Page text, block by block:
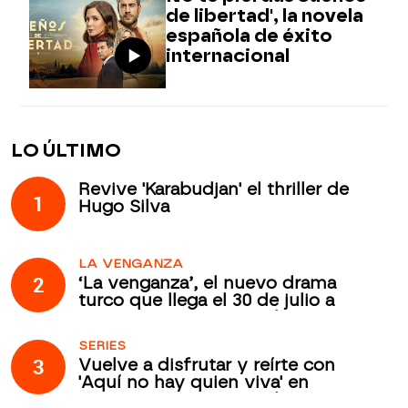
de libertad', la novela
española de éxito
internacional
LO ÚLTIMO
1
Revive 'Karabudjan' el thriller de
Hugo Silva
2
LA VENGANZA
‘La venganza’, el nuevo drama
turco que llega el 30 de julio a
3
SERIES
Vuelve a disfrutar y reírte con
'Aquí no hay quien viva' en